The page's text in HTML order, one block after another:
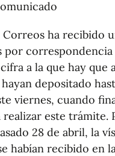
Correos ha recibido
por correspondencia
a la que hay que
depositado
viernes, cuando
este trámite.
28 de abril, la
habían recibido en